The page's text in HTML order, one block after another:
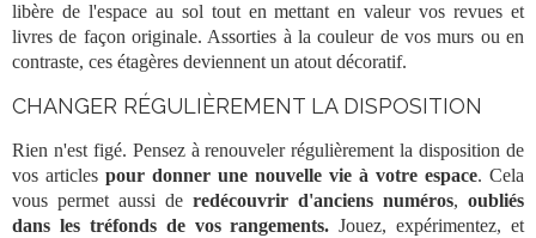
libère de l'espace au sol tout en mettant en valeur vosrevues et
livres de façon originale. Assorties à la couleur de vos murs ou en
contraste, ces étagères deviennent un atout décoratif.
CHANGER RÉGULIÈREMENT LA DISPOSITION
Rien n'est figé. Pensez à renouveler régulièrement la disposition de
vos articles pour donner une nouvelle vie à votre espace. Cela
vous permet aussi de redécouvrir d'anciens numéros, oubliés
dans les tréfonds de vosrangements. Jouez, expérimentez, et